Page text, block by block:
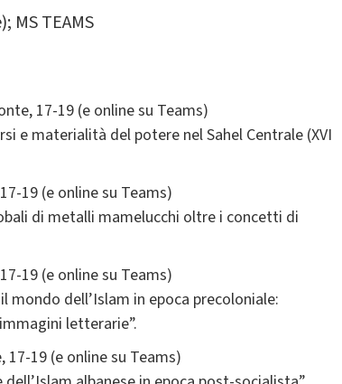
MS TEAMS
17-19 (e online su Teams)
e materialità del potere nel Sahel Centrale (XVI
19 (e online su Teams)
di metalli mamelucchi oltre i concetti di
19 (e online su Teams)
mondo dell’Islam in epoca precoloniale:
letterarie”.
17-19 (e online su Teams)